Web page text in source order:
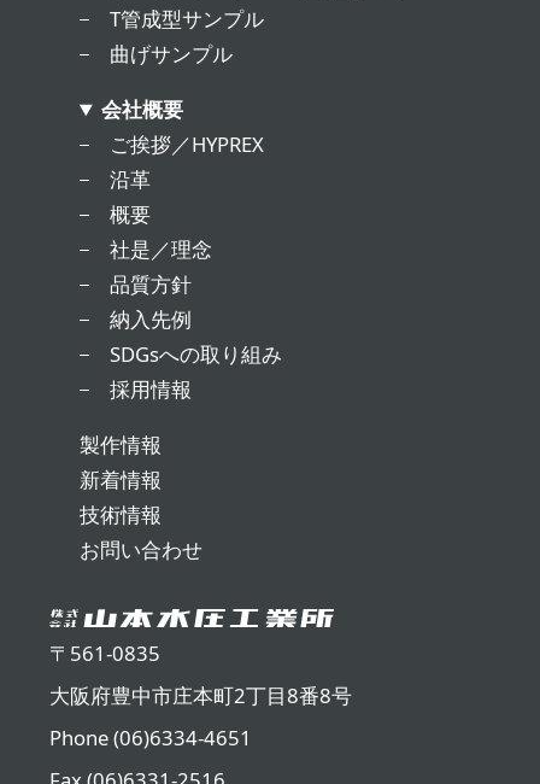
T管成型サンプル
曲げサンプル
会社概要
ご挨拶／HYPREX
沿革
概要
社是／理念
品質方針
納入先例
SDGsへの取り組み
採用情報
製作情報
新着情報
技術情報
お問い合わせ
〒561-0835
大阪府豊中市庄本町2丁目8番8号
Phone (06)6334-4651